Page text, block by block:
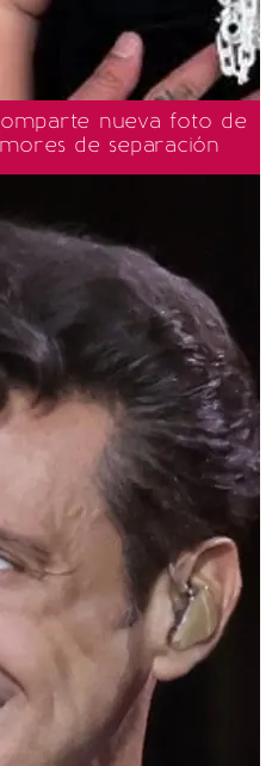
nueva foto de
de separación